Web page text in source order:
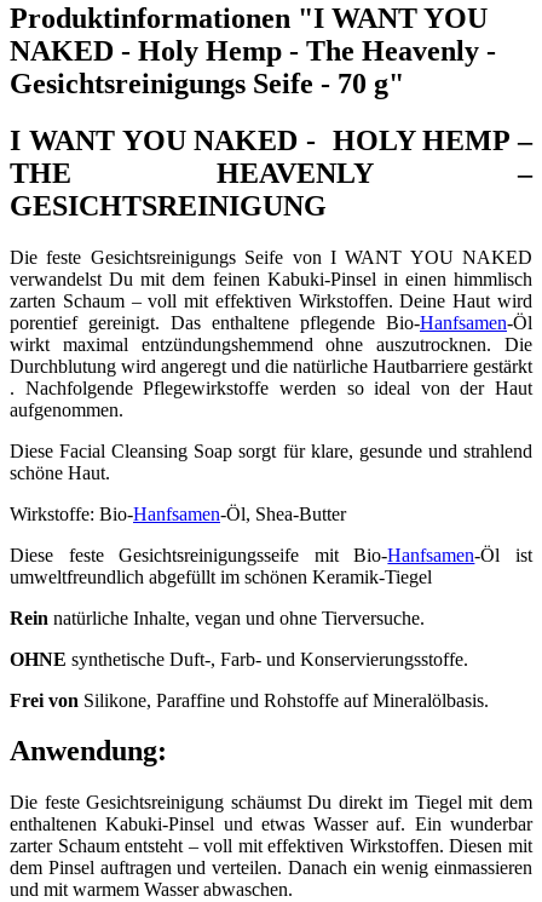
Produktinformationen "I WANT YOU
NAKED - Holy Hemp - The Heavenly -
Gesichtsreinigungs Seife - 70 g"
I WANT YOU NAKED - HOLY HEMP –
THE HEAVENLY –
GESICHTSREINIGUNG
Die feste Gesichtsreinigungs Seife von I WANT YOU NAKED
verwandelst Du mit dem feinen Kabuki-Pinsel in einen himmlisch
zarten Schaum – voll mit effektiven Wirkstoffen. Deine Haut wird
porentief gereinigt. Das enthaltene pflegende Bio-Hanfsamen-Öl
wirkt maximal entzündungshemmend ohne auszutrocknen. Die
Durchblutung wird angeregt und die natürliche Hautbarriere gestärkt
. Nachfolgende Pflegewirkstoffe werden so ideal von der Haut
aufgenommen.
Diese Facial Cleansing Soap sorgt für klare, gesunde und strahlend
schöne Haut.
Wirkstoffe: Bio-Hanfsamen-Öl, Shea-Butter
Diese feste Gesichtsreinigungsseife mit Bio-Hanfsamen-Öl ist
umweltfreundlich abgefüllt im schönen Keramik-Tiegel
Rein natürliche Inhalte, vegan und ohne Tierversuche.
OHNE synthetische Duft-, Farb- und Konservierungsstoffe.
Frei von Silikone, Paraffine und Rohstoffe auf Mineralölbasis.
Anwendung:
Die feste Gesichtsreinigung schäumst Du direkt im Tiegel mit dem
enthaltenen Kabuki-Pinsel und etwas Wasser auf. Ein wunderbar
zarter Schaum entsteht – voll mit effektiven Wirkstoffen. Diesen mit
dem Pinsel auftragen und verteilen. Danach ein wenig einmassieren
und mit warmem Wasser abwaschen.